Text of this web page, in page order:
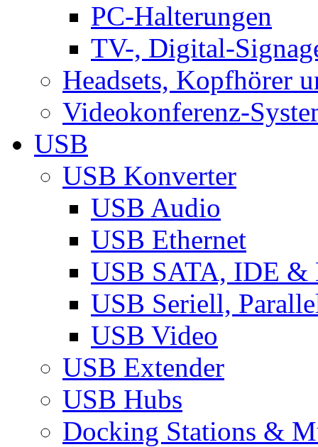
PC-Halterungen
TV-, Digital-
Headsets, Kopfhörer
Videokonferenz-
USB
USB Konverter
USB Audio
USB Ethernet
USB SATA, IDE &
USB Seriell,
USB Video
USB Extender
USB Hubs
Docking Stations &